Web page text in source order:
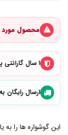
محصول مورد
۱ سال گارانتی پاندورا ایران
ارسال رایگان
این گوشواره ها را به